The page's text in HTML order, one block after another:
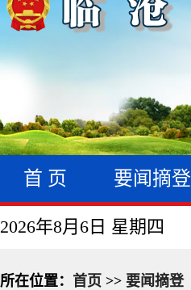
首 页 要闻摘登
2026年8月6日 星期四
所在位置： 首页 >> 要闻摘登